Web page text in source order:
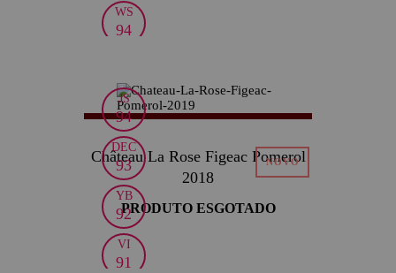
WS
94
16
JS
94
DEC
93
YB
92
VI
91
Château La Rose Figeac Pomerol
2018
PRODUTO ESGOTADO